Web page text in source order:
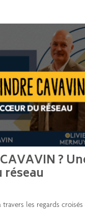
?
les regards croisés